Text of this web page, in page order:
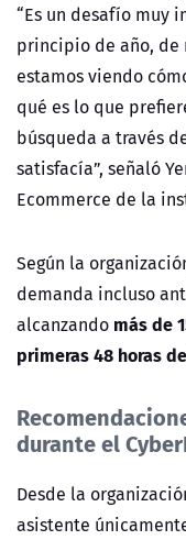
“Es un desafío muy
principio de año, de
estamos viendo
qué es lo que
búsqueda a través
satisfacía”, señaló
Ecommerce de la
Según la
demanda incluso
alcanzando más de
primeras 48 horas
durante el
Desde la
asistente